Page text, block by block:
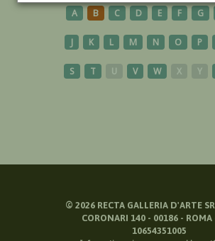
A B C D E F G
J K L M N O P
S T U V W X Y
© 2026RECTA GALLERIA D'ARTE
CORONARI 140 - 00186 - ROMA
10654351005